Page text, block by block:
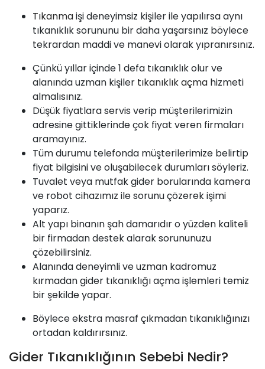
Tıkanmaişi deneyimsiz kişiler ile yapılırsa aynı
tıkanıklık sorununu bir daha yaşarsınız böylece
tekrardan maddi ve manevi olarak yıpranırsınız.
Çünkü yıllar içinde 1 defa tıkanıklık olur ve
alanında uzman kişiler tıkanıklık açma hizmeti
almalısınız.
Düşük fiyatlara servis verip müşterilerimizin
adresine gittiklerinde çok fiyat veren firmaları
aramayınız.
Tüm durumu telefonda müşterilerimize belirtip
fiyat bilgisini ve oluşabilecek durumları söyleriz.
Tuvalet veya mutfak gider borularında kamera
ve robot cihazımız ile sorunu çözerek işimi
yaparız.
Alt yapı binanın şah damarıdır o yüzden kaliteli
bir firmadan destek alarak sorununuzu
çözebilirsiniz.
Alanında deneyimli ve uzman kadromuz
kırmadan gider tıkanıklığı açma işlemleri temiz
bir şekilde yapar.
Böylece ekstra masraf çıkmadan tıkanıklığınızı
ortadan kaldırırsınız.
Gider Tıkanıklığının Sebebi Nedir?